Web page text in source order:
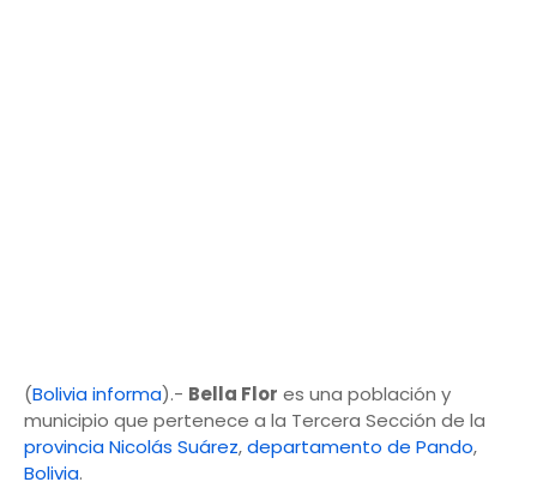
(Bolivia informa).- Bella Flor es una población y
municipio que pertenece a la Tercera Sección de la
provincia Nicolás Suárez,departamento de Pando,
Bolivia.